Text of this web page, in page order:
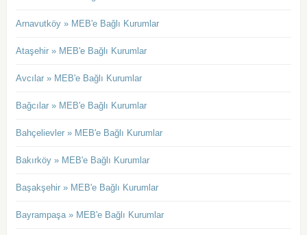
Arnavutköy » MEB'e Bağlı Kurumlar
Ataşehir » MEB'e Bağlı Kurumlar
Avcılar » MEB'e Bağlı Kurumlar
Bağcılar » MEB'e Bağlı Kurumlar
Bahçelievler » MEB'e Bağlı Kurumlar
Bakırköy » MEB'e Bağlı Kurumlar
Başakşehir » MEB'e Bağlı Kurumlar
Bayrampaşa » MEB'e Bağlı Kurumlar